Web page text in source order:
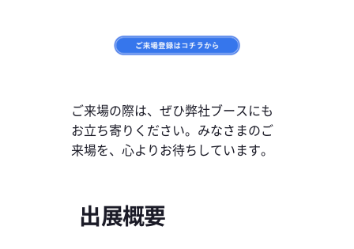
ご来場の際は、ぜひ弊社ブースにも
お立ち寄りください。みなさまのご
来場を、心よりお待ちしています。
出展概要